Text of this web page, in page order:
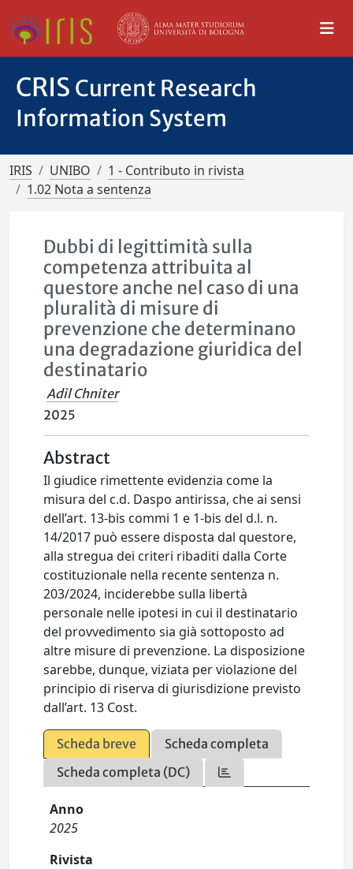
CRIS Current Research
Information System
IRIS UNIBO
1 - Contributo in rivista
1.02 Nota a sentenza
Dubbi di legittimità sulla
competenza attribuita al
questore anche nel caso di una
pluralità di misure di
prevenzione che determinano
una degradazione giuridica del
destinatario
Adil Chniter
2025
Abstract
Il giudice rimettente evidenzia come la
misura del c.d. Daspo antirissa, che ai sensi
dell’art. 13-bis commi 1 e 1-bis del d.l. n.
14/2017 può essere disposta dal questore,
alla stregua dei criteri ribaditi dalla Corte
costituzionale nella recente sentenza n.
203/2024, inciderebbe sulla libertà
personale nelle ipotesi in cui il destinatario
del provvedimento sia già sottoposto ad
altre misure di prevenzione. La disposizione
sarebbe, dunque, viziata per violazione del
principio di riserva di giurisdizione previsto
dall’art. 13 Cost.
Scheda breve
Scheda completa
Scheda completa (DC)
Anno
2025
Rivista